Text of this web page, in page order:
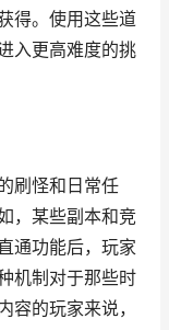
得。使用这些道
入更高难度的挑
刷怪和日常任
，某些副本和竞
通功能后，玩家
机制对于那些时
容的玩家来说，